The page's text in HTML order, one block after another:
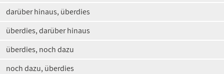
darüber hinaus, überdies
überdies, darüber hinaus
überdies, noch dazu
noch dazu, überdies